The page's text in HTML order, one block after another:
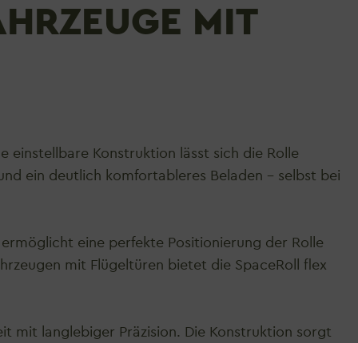
MIT
einstellbare Konstruktion lässt sich die Rolle
ein deutlich komfortableres Beladen – selbst bei
eine perfekte Positionierung der Rolle
mit Flügeltüren bietet die SpaceRoll flex
mit langlebiger Präzision. Die Konstruktion sorgt